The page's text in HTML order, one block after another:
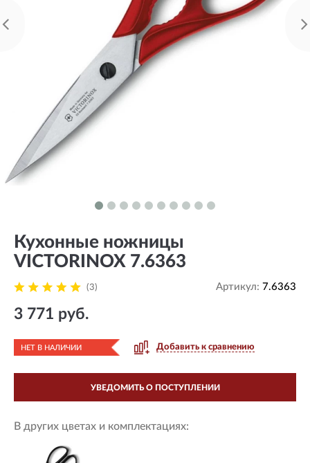
Кухонные ножницы
VICTORINOX 7.6363
(3) Артикул: 7.6363
3 771 руб.
НЕТ В НАЛИЧИИ Добавить к сравнению
УВЕДОМИТЬ О ПОСТУПЛЕНИИ
В других цветах и комплектациях: